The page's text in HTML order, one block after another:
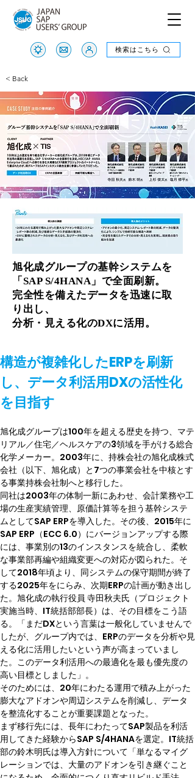
検索はこちら
検索はこちら
< Back
旭化成グループの基幹システムを
「SAP S/4HANA」で全面刷新。
完全性を備えたデータを迅速に取
り出し、
分析・見える化のDXに活用。
構造が複雑化したERPを刷新
し、データ利活用DXの活性化
を目指す
旭化成グループは100年を超える歴史を持つ、マテ
リアル／住宅／ヘルスケアの3領域を手がける総合
化学メーカー。2003年に、持株会社の旭化成株式
会社（以下、旭化成）と7つの事業会社を中核とす
る事業持株会社制へと移行した。
同社は2003年の体制一新にあわせ、会計業務や工
場の生産実績管理、原価計算等を担う基幹システ
ムとしてSAP ERPを導入した。その後、2015年に
SAP ERP（ECC 6.0）にバージョンアップする際
には、事業別の13のインスタンスを統合し、柔軟
な事業部再編や組織変更への対応が図られた。そ
して2018年頃より、同システムの保守期間が終了
する2025年をにらみ、次期ERPの計画が動き出し
た。旭化成の執行役員 寺田秋夫氏（プロジェクト
実施当時、IT統括部部長）は、その目標をこう語
る。「まだDXという言葉は一般化していませんで
したが、グループ内では、ERPのデータを分析や見
える化に活用したいという声が高まっていまし
た。このデータ利活用への最適化を最も優先度の
高い目標としました」。
そのためには、20年にわたる運用で積み上がった
膨大なアドオンや周辺システムを削減し、データ
を整流化することが重要課題となった。
まず移行先には、長年にわたってSAP製品を利活
用してきた経験からSAP S/4HANAを選定。IT統括
部の鈴木明氏は導入方針について「単なるマイグ
レーションでは、大量のアドオンを引き継ぐこと